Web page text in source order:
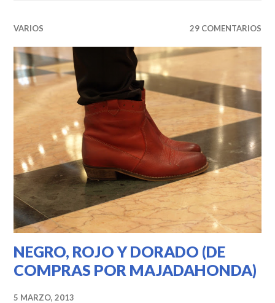
VARIOS 29 COMENTARIOS
NEGRO, ROJO Y DORADO (DE
COMPRAS POR MAJADAHONDA)
5 MARZO, 2013